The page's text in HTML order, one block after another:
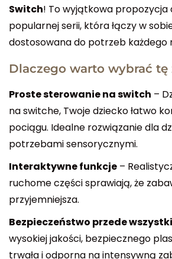
Switch! To wyjątkowa propozycja
popularnej serii, która łączy w
dostosowana do potrzeb każdego
Dlaczego warto wybrać tę
Proste sterowanie na switch –
na switche, Twoje dziecko łatwo
pociągu. Idealne rozwiązanie dla
potrzebami sensorycznymi.
Interaktywne funkcje –
ruchome części sprawiają, że
przyjemniejsza.
Bezpieczeństwo przede
wysokiej jakości, bezpiecznego
trwała i odporna na intensywną